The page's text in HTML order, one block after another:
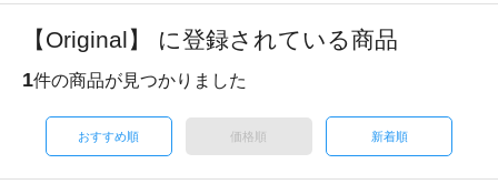
【Original】 に登録されている商品
1件の商品が見つかりました
おすすめ順 価格順 新着順